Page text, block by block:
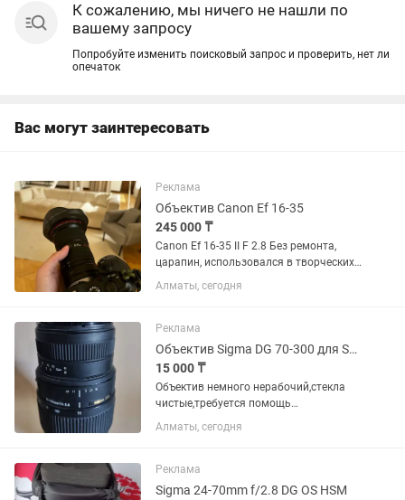
К сожалению, мы ничего не нашли по
вашему запросу
Попробуйте изменить поисковый запрос и проверить, нет ли
опечаток
Вас могут заинтересовать
Реклама
Объектив Canon Ef 16-35
245 000 ₸
Canon Ef 16-35 II F 2.8 Без ремонта,
царапин, использовался в творческих
целях, в банкетах не был. Состояние
10/10. Торг минимальный. Продаю так
Алматы, сегодня
Реклама
Объектив Sigma DG 70-300 для Sony
15 000 ₸
Объектив немного нерабочий,стекла
чистые,требуется помощь
мастера,снимать в принципе можно в
ручной фокусировке
Алматы, сегодня
Реклама
Sigma 24-70mm f/2.8 DG OS HSM